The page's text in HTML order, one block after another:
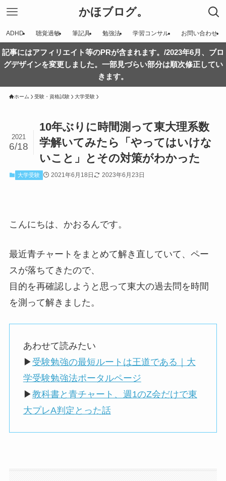
かほブログ。
ADHD 聴覚過敏 筆記具 勉強法 学習コンサル お問い合わせ
記事にはアフィリエイト等のPRが含まれます。/2023年6月、ブロ
グデザインを変更しました。一部見づらい部分は順次修正してい
きます。
ホーム 受験・資格試験 大学受験
10年ぶりに時間測って東大理系数
学解いてみたら「やってはいけな
いこと」とその対策がわかった
2021
6/18
大学受験 2021年6月18日 2023年6月23日
こんにちは、かおるんです。
最近青チャートをまとめて解き直していて、ペー
スが落ちてきたので、
目的を再確認しようと思って東大の過去問を時間
を測って解きました。
あわせて読みたい
▶ 受験勉強の最短ルートは王道である｜大
学受験勉強法ポータルページ
▶教科書と青チャート、週1のZ会だけで東
大プレA判定とった話